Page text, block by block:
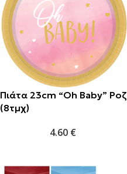
Πιάτα 23cm “Oh Baby” Ροζ
(8τμχ)
4.60 €